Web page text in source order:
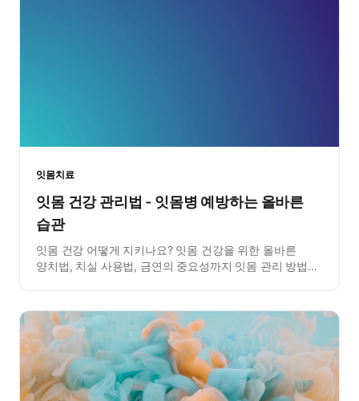
잇몸치료
잇몸 건강 관리법 - 잇몸병 예방하는 올바른
습관
잇몸 건강 어떻게 지키나요? 잇몸 건강을 위한 올바른
양치법, 치실 사용법, 금연의 중요성까지 잇몸 관리 방법을